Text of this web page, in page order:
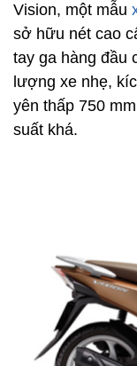
Vision, một mẫu
sở hữu nét cao
tay ga hàng đầu
lượng xe nhẹ,
yên thấp 750
suất khá.